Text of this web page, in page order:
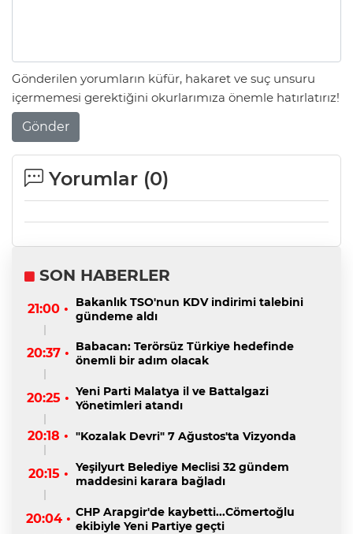
Gönderilen yorumların küfür, hakaret ve suç unsuru
içermemesi gerektiğini okurlarımıza önemle hatırlatırız!
Gönder
Yorumlar (0)
SON HABERLER
21:00 •
Bakanlık TSO'nun KDV indirimi talebini
gündeme aldı
20:37 • Babacan: Terörsüz Türkiye hedefinde
önemli bir adım olacak
20:25 • Yeni Parti Malatya il ve Battalgazi
Yönetimleri atandı
20:18 • "Kozalak Devri" 7 Ağustos'ta Vizyonda
20:15 • Yeşilyurt Belediye Meclisi 32 gündem
maddesini karara bağladı
20:04 • CHP Arapgir'de kaybetti...Cömertoğlu
ekibiyle Yeni Partiye geçti